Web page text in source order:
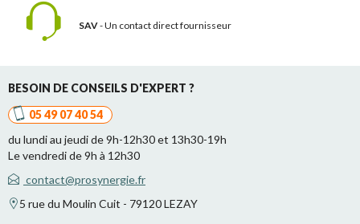
SAV- Un contact direct fournisseur
BESOIN DE CONSEILS D'EXPERT ?
05 49 07 40 54
du lundi au jeudi de 9h-12h30 et 13h30-19h
Le vendredi de 9h à 12h30
contact@prosynergie.fr
5 rue du Moulin Cuit - 79120 LEZAY